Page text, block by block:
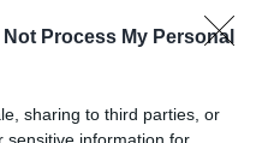
Not Process My Personal
sharing to third parties, or
sensitive information for